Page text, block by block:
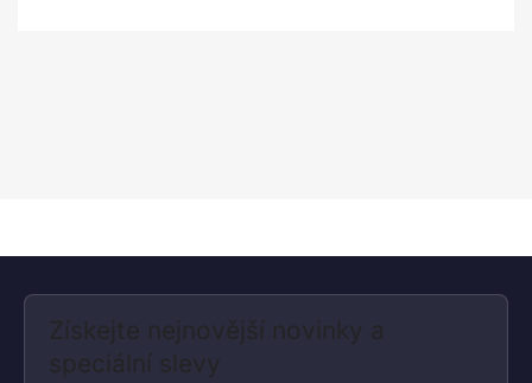
Získejte nejnovější novinky a
speciální slevy